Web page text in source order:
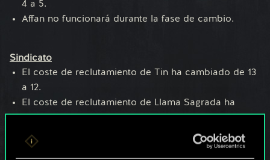
4 a 5.
Affan no funcionará durante la fase de cambio.
Sindicato
El coste de reclutamiento de Tin ha cambiado de 13
a 12.
El coste de reclutamiento de Llama Sagrada ha
cambiado de 11 a 10.
El coste de reclutamiento de Profesor ha cambiado
de 11 a 12.